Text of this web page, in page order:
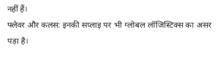
नहीं हैं।
फ्लेवर और कलर्स: इनकी सप्लाई पर भी ग्लोबल लॉजिस्टिक्स का असर
पड़ा है।